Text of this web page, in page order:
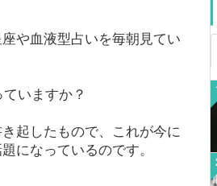
や血液型占いを毎朝見てい
いますか？
起したもので、これが今に
になっているのです。